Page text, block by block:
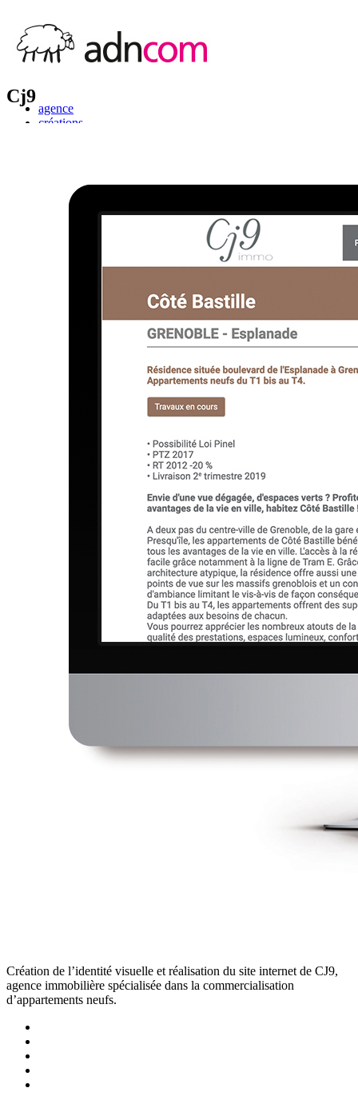
agence
créations
Cj9
Création de l’identité visuelle et réalisation du site internet de CJ9,
agence immobilière spécialisée dans la commercialisation
d’appartements neufs.